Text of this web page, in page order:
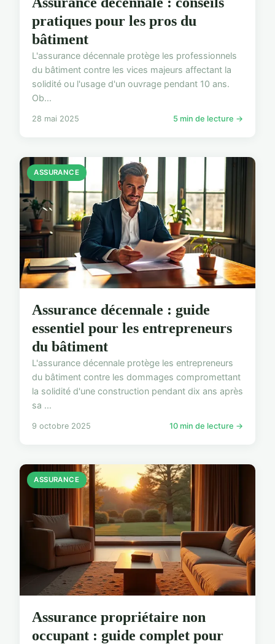
pratiques pour les pros du
bâtiment
L'assurance décennale protège les professionnels
du bâtiment contre les vices majeurs affectant la
solidité ou l'usage d'un ouvrage pendant 10 ans.
Ob...
28 mai 2025 5 min de lecture →
ASSURANCE
Assurance décennale : guide
essentiel pour les entrepreneurs
du bâtiment
L'assurance décennale protège les entrepreneurs
du bâtiment contre les dommages compromettant
la solidité d'une construction pendant dix ans après
sa ...
9 octobre 2025 10 min de lecture →
ASSURANCE
Assurance propriétaire non
occupant : guide complet pour